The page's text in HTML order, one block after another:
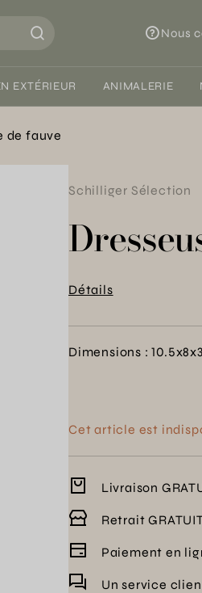
Nous
EXTÉRIEUR ANIMALERIE
de fauve
Schilliger Sélection
Détails
Dimensions :
Cet article est
Livraison
Retrait
Paiement en
Un service